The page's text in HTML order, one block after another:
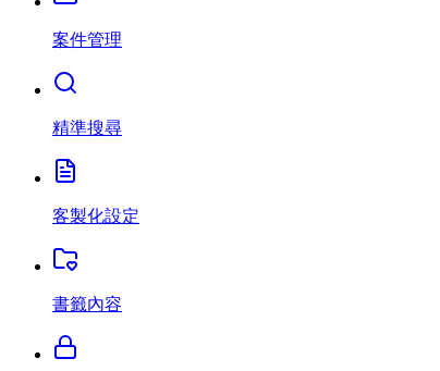
案件管理
精準搜尋
客製化設定
書籤內容